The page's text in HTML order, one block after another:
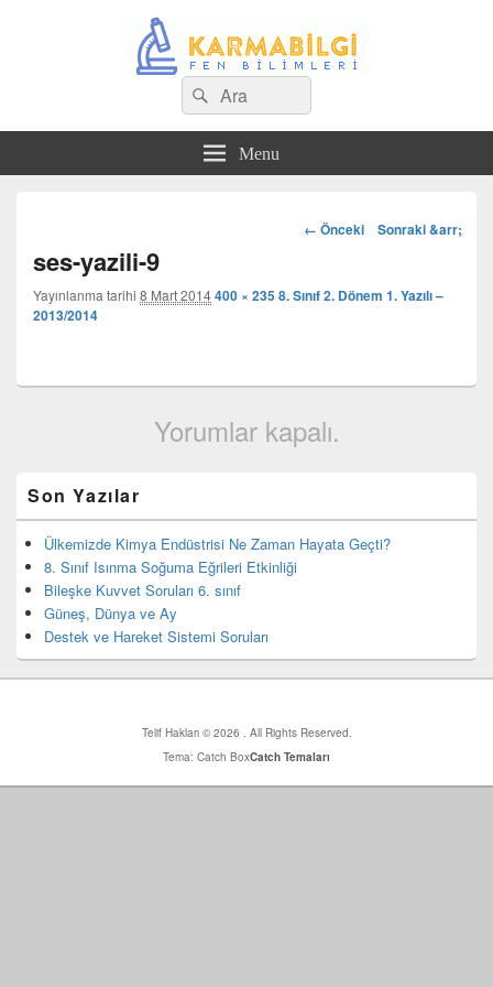
Search
for:
Ara
Menu
Görsel
← Önceki Sonraki &arr;
ses-yazili-9
Yayınlanma tarihi 8 Mart 2014400 × 2358. Sınıf 2. Dönem 1. Yazılı –
2013/2014
Yorumlar kapalı.
yan
bar
eklenti
bölgesi
Son Yazılar
Ülkemizde Kimya Endüstrisi Ne Zaman Hayata Geçti?
8. Sınıf Isınma Soğuma Eğrileri Etkinliği
Bileşke Kuvvet Soruları 6. sınıf
Güneş, Dünya ve Ay
Destek ve Hareket Sistemi Soruları
Telif Hakları © 2026 . All Rights Reserved.
Tema: Catch BoxCatch Temaları